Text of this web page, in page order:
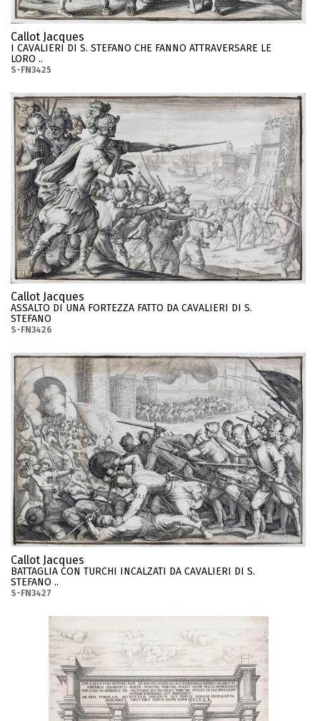
Callot Jacques
I CAVALIERI DI S. STEFANO CHE FANNO ATTRAVERSARE LE
LORO ..
S-FN3425
Callot Jacques
ASSALTO DI UNA FORTEZZA FATTO DA CAVALIERI DI S.
STEFANO
S-FN3426
Callot Jacques
BATTAGLIA CON TURCHI INCALZATI DA CAVALIERI DI S.
STEFANO ..
S-FN3427